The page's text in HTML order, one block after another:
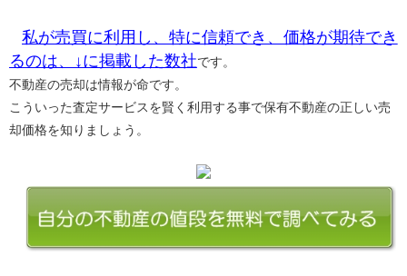
私が売買に利用し、特に信頼でき、価格が期待でき
るのは、↓に掲載した数社です。
不動産の売却は情報が命です。
こういった査定サービスを賢く利用する事で保有不動産の正しい売
却価格を知りましょう。